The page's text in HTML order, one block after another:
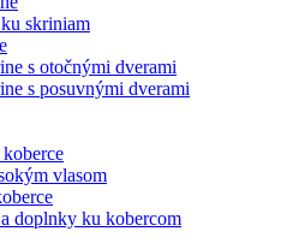
skriniam
s otočnými dverami
s posuvnými dverami
vlasom
doplnky ku kobercom